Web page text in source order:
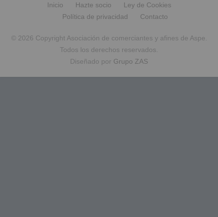
Inicio Hazte socio
Ley de Cookies
Política de privacidad
Contacto
© 2026 Copyright Asociación de comerciantes y afines de Aspe.
Todos los derechos reservados.
Diseñado por Grupo ZAS